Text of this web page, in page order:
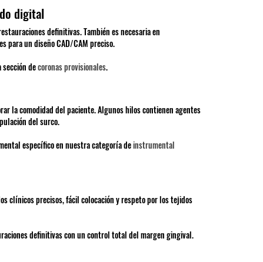
digital
definitivas. También es necesaria en
para un diseño CAD/CAM preciso.
decoronas provisionales.
la comodidad del paciente. Algunos hilos contienen agentes
del surco.
específico en nuestra categoría deinstrumental
clínicos precisos, fácil colocación y respeto por los tejidos
definitivas con un control total del margen gingival.